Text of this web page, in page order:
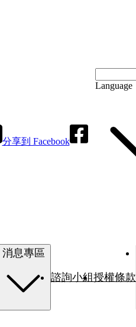
分享到 Facebook
Language
諮詢小組授權條款